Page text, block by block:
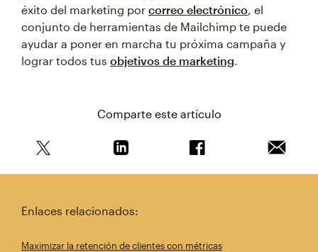
éxito del marketing por correo electrónico , el
conjunto de herramientas de Mailchimp te puede
ayudar a poner en marcha tu próxima campaña y
lograr todos tus objetivos de marketing
Comparte este artículo
Enlaces relacionados:
Maximizar la retención de clientes con métricas